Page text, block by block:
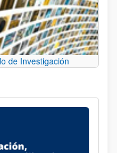
de Investigación